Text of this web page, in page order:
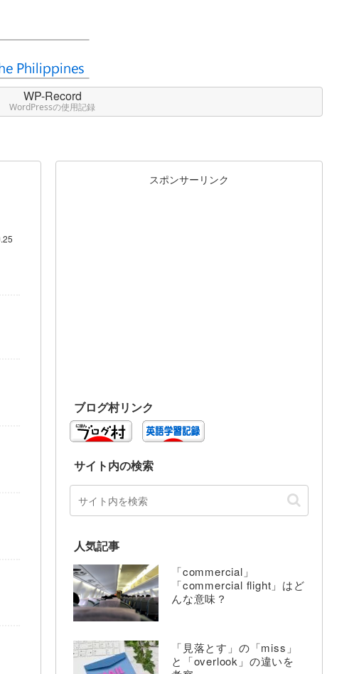
WP-Record
WordPressの使用記録
スポンサーリンク
ブログ村リンク
サイト内の検索
人気記事
「commercial」
「commercial flight」はど
んな意味？
「見落とす」の「miss」
と「overlook」の違いを